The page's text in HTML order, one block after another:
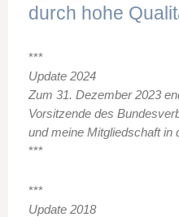
durch hohe
***
Update 2024
Zum 31. Dezember 2023
Vorsitzende des
und meine Mitgliedschaft in
***
***
Update 2018